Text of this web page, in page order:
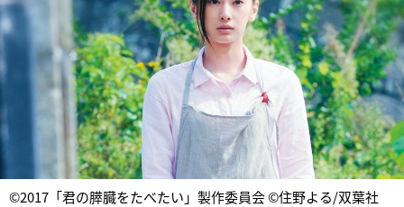
©2017「君の膵臓をたべたい」製作委員会 ©住野よる/双葉社